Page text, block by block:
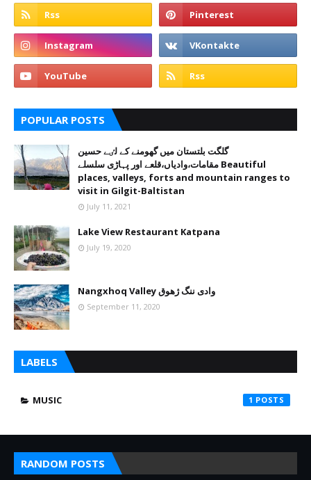
POPULAR POSTS
گلگت بلتستان میں گھومنے کے لٸے حسین
مقامات،وادیاں،قلعے اور پہاڑی سلسلے Beautiful
places, valleys, forts and mountain ranges to
visit in Gilgit-Baltistan
July 11, 2021
Lake View Restaurant Katpana
July 19, 2020
Nangxhoq Valley وادی ننگ ژھوق
September 11, 2020
LABELS
MUSIC 1
RANDOM POSTS